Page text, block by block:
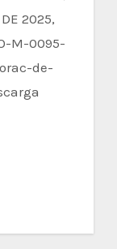
2025,
M-0095-
de-